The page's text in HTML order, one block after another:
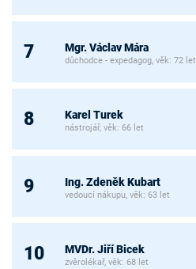
7 Mgr. Václav Mára
důchodce - expedagog, věk: 72 let
8 Karel Turek
nástrojář, věk: 66 let
9 Ing. Zdeněk Kubart
vedoucí nákupu, věk: 63 let
10 MVDr. Jiří Bicek
zvěrolékař, věk: 68 let